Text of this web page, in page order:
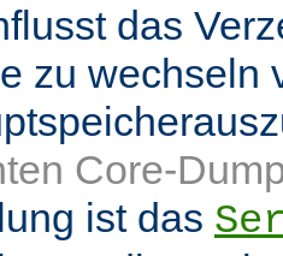
das
zu wechseln
Core-
ist das